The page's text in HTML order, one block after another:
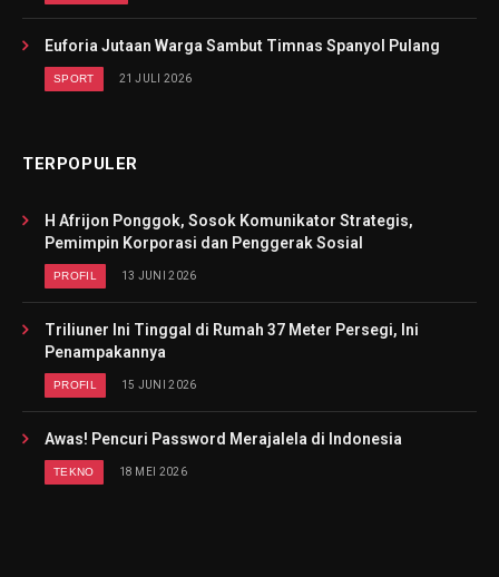
Euforia Jutaan Warga Sambut Timnas Spanyol Pulang
SPORT 21 JULI 2026
TERPOPULER
H Afrijon Ponggok, Sosok Komunikator Strategis,
Pemimpin Korporasi dan Penggerak Sosial
PROFIL 13 JUNI 2026
Triliuner Ini Tinggal di Rumah 37 Meter Persegi, Ini
Penampakannya
PROFIL 15 JUNI 2026
Awas! Pencuri Password Merajalela di Indonesia
TEKNO 18 MEI 2026